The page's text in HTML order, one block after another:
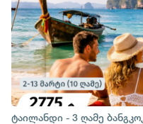
ტაილანდი - 3 ღამე